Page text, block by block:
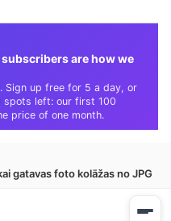
are how we
Sign up free for 5 a day, or
spots left: our first 100
price of one month.
gatavas foto kolāžas no JPG